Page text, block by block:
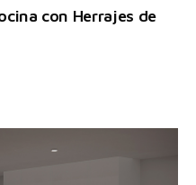
con Herrajes de